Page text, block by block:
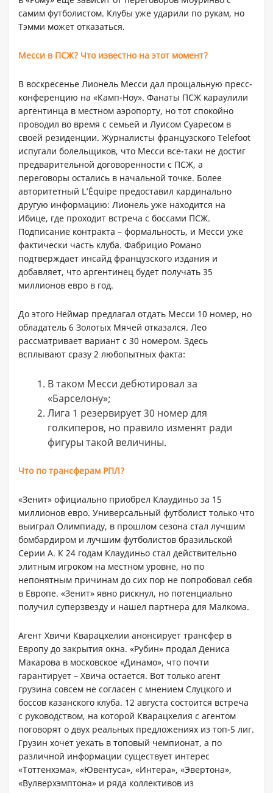
самим футболистом. Клубы уже ударили по рукам, но
Тэмми может отказаться.
Месси в ПСЖ? Что известно на этот момент?
В воскресенье Лионель Месси дал прощальную пресс-
конференцию на «Камп-Ноу». Фанаты ПСЖ караулили
аргентинца в местном аэропорту, но тот спокойно
проводил во время с семьей и Луисом Суаресом в
своей резиденции. Журналисты французского Telefoot
испугали болельщиков, что Месси все-таки не достиг
предварительной договоренности с ПСЖ, а
переговоры остались в начальной точке. Более
авторитетный L’Équipe предоставил кардинально
другую информацию: Лионель уже находится на
Ибице, где проходит встреча с боссами ПСЖ.
Подписание контракта – формальность, и Месси уже
фактически часть клуба. Фабрицио Романо
подтверждает инсайд французского издания и
добавляет, что аргентинец будет получать 35
миллионов евро в год.
До этого Неймар предлагал отдать Месси 10 номер, но
обладатель 6 Золотых Мячей отказался. Лео
рассматривает вариант с 30 номером. Здесь
всплывают сразу 2 любопытных факта:
В таком Месси дебютировал за
«Барселону»;
Лига 1 резервирует 30 номер для
голкиперов, но правило изменят ради
фигуры такой величины.
Что по трансферам РПЛ?
«Зенит» официально приобрел Клаудиньо за 15
миллионов евро. Универсальный футболист только что
выиграл Олимпиаду, в прошлом сезона стал лучшим
бомбардиром и лучшим футболистов бразильской
Серии А. К 24 годам Клаудиньо стал действительно
элитным игроком на местном уровне, но по
непонятным причинам до сих пор не попробовал себя
в Европе. «Зенит» явно рискнул, но потенциально
получил суперзвезду и нашел партнера для Малкома.
Агент Хвичи Кварацхелии анонсирует трансфер в
Европу до закрытия окна. «Рубин» продал Дениса
Макарова в московское «Динамо», что почти
гарантирует – Хвича остается. Вот только агент
грузина совсем не согласен с мнением Слуцкого и
боссов казанского клуба. 12 августа состоится встреча
с руководством, на которой Кварацхелия с агентом
поговорят о двух реальных предложениях из топ-5 лиг.
Грузин хочет уехать в топовый чемпионат, а по
различной информации существует интерес
«Тоттенхэма», «Ювентуса», «Интера», «Эвертона»,
«Вулверхэмптона» и ряда коллективов из